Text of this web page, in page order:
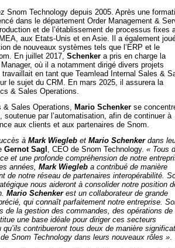
Snom Technology depuis 2005. Après une
dans le département Order Management &
et de l’établissement de processus fixes
aux Etats-Unis et en Asie. Il a également
de nouveaux systèmes tels que l’ERP et le
En juillet 2017, Schenker a pris en charge la
où il a notamment dirigé divers projets
en tant que Teamlead Internal Sales &
le sujet du CRM. En mars 2025, il assurera la
& Sales Operations.
& Sales Operations, Mario Schenker se
par l’automatisation, afin de continuer à
aux clients et aux partenaires de Snom.
à Mark Wiegleb et Mario Schenkerdans
Gernot Sagl , CEO de Snom Technology. « Tous
et une profonde compréhension de notre
années, Mark Wiegleb a contribué de manière
de notre réseau de partenaires interopérabilité.
nous aideront à consolider notre position
Mario Schenkerest un collaborateur de grande
qui connaît parfaitement notre entreprise.
de la gestion des commandes, des opérations de
une base idéale pour diriger ces secteurs
contribueront tous deux de manière
Snom Technology dans leurs nouveaux rôles ».